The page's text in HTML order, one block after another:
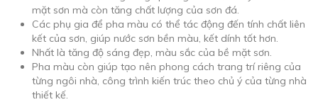
mặt sơn mà còn tăng chất lượng của sơn đá.
Các phụ gia để pha màu có thể tác động đến tính chất liên
kết của sơn, giúp nước sơn bền màu, kết dính tốt hơn.
Nhất là tăng độ sáng đẹp, màu sắc của bề mặt sơn.
Pha màu còn giúp tạo nên phong cách trang trí riêng của
từng ngôi nhà, công trình kiến trúc theo chủ ý của từng nhà
thiết kế.